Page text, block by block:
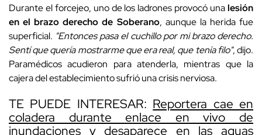
Durante el forcejeo, uno de los ladrones provocó unalesión
en el brazo derecho de Soberano, aunque la herida fue
superficial. "Entonces pasa el cuchillo por mi brazo derecho.
Sentí que quería mostrarme que era real, que tenía filo", dijo.
Paramédicos acudieron para atenderla, mientras que la
cajera del establecimiento sufrió una crisis nerviosa.
TE PUEDE INTERESAR: Reportera cae en
coladera durante enlace en vivo de
inundaciones y desaparece en las aguas